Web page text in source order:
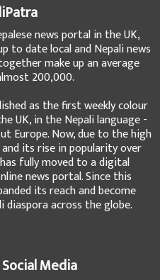
news portal in the UK,
to date local and Nepali news
make up an average
200,000.
as the first weekly colour
UK, in the Nepali language -
Europe. Now, due to the high
its rise in popularity over
fully moved to a digital
news portal. Since this
its reach and become
across the globe.
Media